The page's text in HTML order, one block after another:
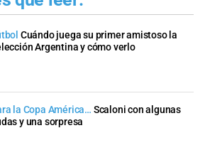
Cuándo juega su primer amistoso la
Argentina y cómo verlo
la Copa América… Scaloni con algunas
y una sorpresa